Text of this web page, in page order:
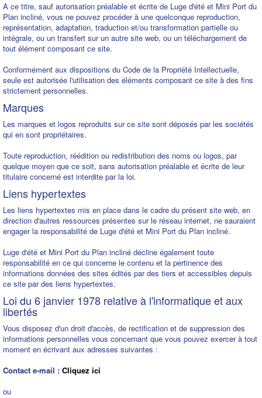
A ce titre, sauf autorisation préalable et écrite de Luge d'été et Mini Port du
Plan incliné, vous ne pouvez procéder à une quelconque reproduction,
représentation, adaptation, traduction et/ou transformation partielle ou
intégrale, ou un transfert sur un autre site web, ou un téléchargement de
tout élément composant ce site.
Conformément aux dispositions du Code de la Propriété Intellectuelle,
seule est autorisée l'utilisation des éléments composant ce site à des fins
strictement personnelles.
Marques
Les marques et logos reproduits sur ce site sont déposés par les sociétés
qui en sont propriétaires.
Toute reproduction, réédition ou redistribution des noms ou logos, par
quelque moyen que ce soit, sans autorisation préalable et écrite de leur
titulaire concerné est interdite par la loi.
Liens hypertextes
Les liens hypertextes mis en place dans le cadre du présent site web, en
direction d'autres ressources présentes sur le réseau internet, ne sauraient
engager la responsabilité de Luge d'été et Mini Port du Plan incliné.
Luge d'été et Mini Port du Plan incliné décline également toute
responsabilité en ce qui concerne le contenu et la pertinence des
informations données des sites édités par des tiers et accessibles depuis
ce site par des liens hypertextes.
Loi du 6 janvier 1978 relative à l'informatique et aux
libertés
Vous disposez d'un droit d'accès, de rectification et de suppression des
informations personnelles vous concernant que vous pouvez exercer à tout
moment en écrivant aux adresses suivantes :
Contact e-mail : Cliquez ici
ou